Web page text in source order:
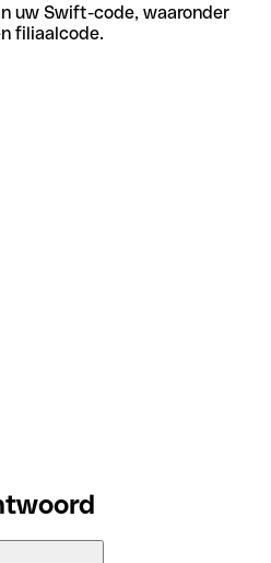
uw Swift-code, waaronder
filiaalcode.